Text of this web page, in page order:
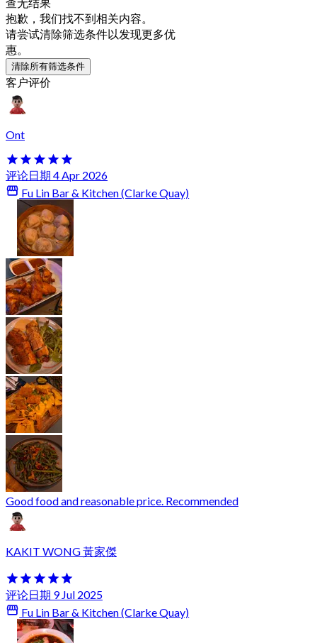
抱歉，我们找不到相关内容。
请尝试清除筛选条件以发现更多优
惠。
清除所有筛选条件
客户评价
Ont
评论日期 4 Apr 2026
Fu Lin Bar & Kitchen (Clarke Quay)
Good food and reasonable price. Recommended
KAKIT WONG 黃家傑
评论日期 9 Jul 2025
Fu Lin Bar & Kitchen (Clarke Quay)